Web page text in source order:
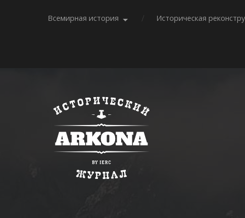
Всемирная история Историческая